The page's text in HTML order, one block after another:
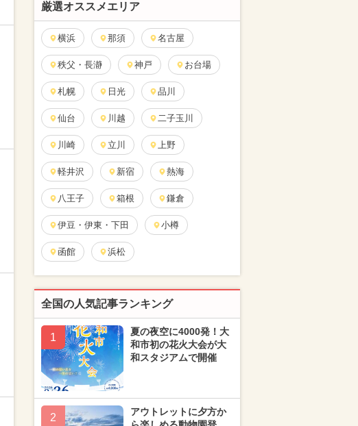
厳選オススメエリア
横浜 那須 名古屋
秩父・長瀞 神戸 お台場
札幌 日光 品川
仙台 川越 二子玉川
川崎 立川 上野
軽井沢 新宿 熱海
八王子 箱根 鎌倉
伊豆・伊東・下田 小樽
函館 浜松
全国の人気記事ランキング
1
夏の夜空に4000発！大
和市初の花火大会が大
和スタジアムで開催
2
アウトレットに夕方か